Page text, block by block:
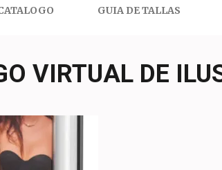
GUIA DE TALLAS
VIRTUAL DE